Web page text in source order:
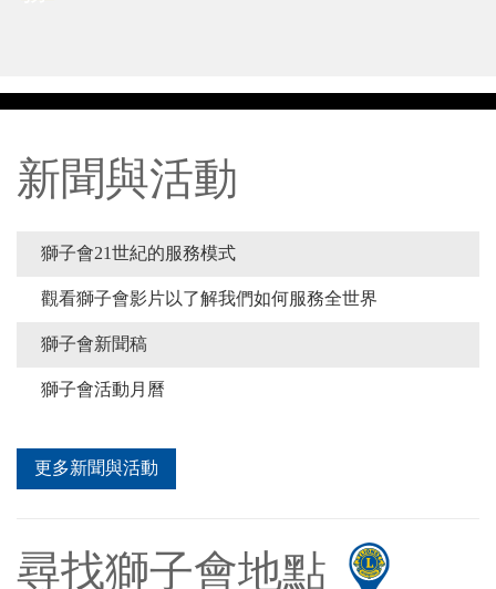
新聞與活動
獅子會21世紀的服務模式
觀看獅子會影片以了解我們如何服務全世界
獅子會新聞稿
獅子會活動月曆
更多新聞與活動
尋找獅子會地點